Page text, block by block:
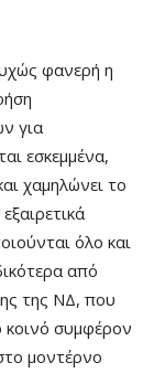
φανερή η
για
εσκεμμένα,
χαμηλώνει το
όλο και
από
της ΝΔ, που
κοινό συμφέρον
μοντέρνο